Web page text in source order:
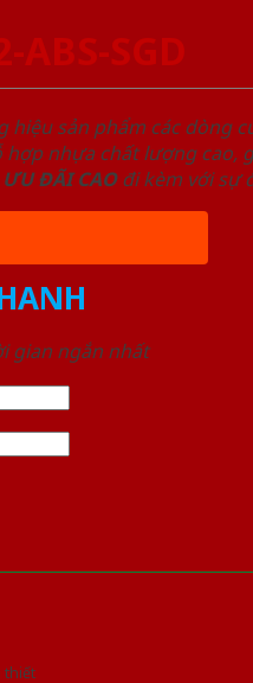
ABS-SGD
hiệu sản phẩm các dòng
nhựa chất lượng
ƯU ĐÃI CAOđi kèm với sự
gian ngắn nhất
thiết